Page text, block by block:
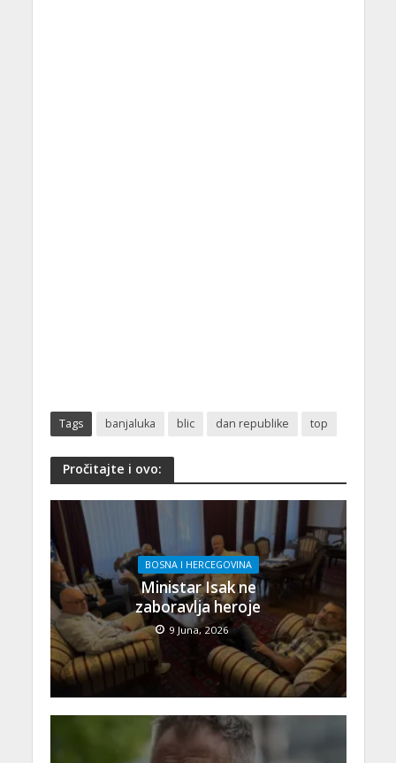
Tags banjaluka blic dan republike top
Pročitajte i ovo:
BOSNA I HERCEGOVINA
Ministar Isak ne
zaboravlja heroje
9 Juna, 2026